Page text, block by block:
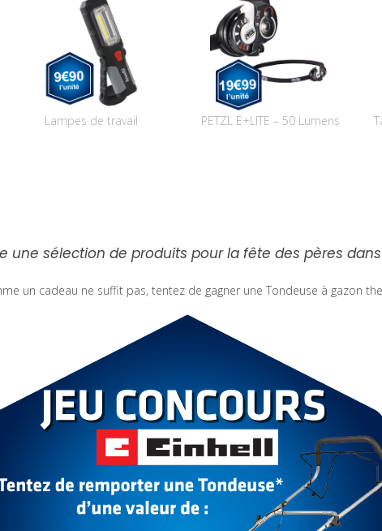
Lampes de travail PETZL E+LITE – 50 Lumens
une sélection de produits pour la fête des pères
un cadeau ne suffit pas, tentez de gagner une Tondeuse à gazon